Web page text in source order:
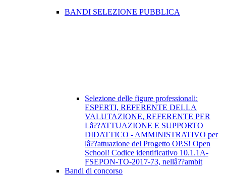
BANDI SELEZIONE PUBBLICA
Selezione delle figure professionali:
ESPERTI, REFERENTE DELLA
VALUTAZIONE, REFERENTE PER
Lâ??ATTUAZIONE E SUPPORTO
DIDATTICO - AMMINISTRATIVO per
lâ??attuazione del Progetto OP.S! Open
School! Codice identificativo 10.1.1A-
FSEPON-TO-2017-73, nellâ??ambit
Bandi di concorso